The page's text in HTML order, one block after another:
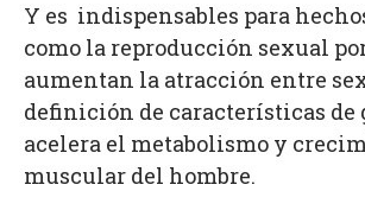
Y es indispensables para
como la reproducción sexual
aumentan la atracción entre
definición de características de
acelera el metabolismo y
muscular del hombre.